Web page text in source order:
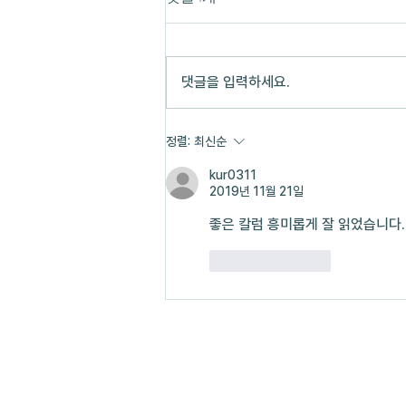
[어느새 문화연구는 안 멋져]
EP1. 우린 비슷한 일을 반복해
오며 우울해진 것일까
댓글을 입력하세요.
정렬: 최신순
kur0311
2019년 11월 21일
좋은 칼럼 흥미롭게 잘 읽었습니다.